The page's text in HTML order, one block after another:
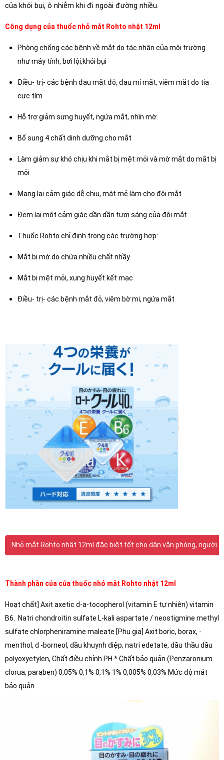
của khói bụi, ô nhiễm khi đi ngoài đường nhiều.
Công dụng của thuốc nhỏ mắt Rohto nhật 12ml
Phòng chống các bệnh về mắt do tác nhân của môi trường
như máy tính, bơi lội,khói bụi
Điều- trị- các bệnh đau mắt đỏ, đau mí mắt, viêm mắt do tia
cực tím
Hỗ trợ giảm sưng huyết, ngứa mắt, nhìn mờ.
Bổ sung 4 chất dinh dưỡng cho mắt
Làm giảm sự khó chịu khi mắt bị mệt mỏi và mờ mắt do mắt bị
mỏi
Mang lại cảm giác dễ chịu, mát mẻ làm cho đôi mắt
Đem lại một cảm giác dần dần tươi sáng của đôi mắt
Thuốc Rohto chỉ định trong các trường hợp:
Mắt bị mờ do chứa nhiều chất nhầy.
Mắt bị mệt mỏi, xung huyết kết mạc
Điều- trị- các bệnh mắt đỏ, viêm bờ mi, ngứa mắt
Nhỏ mắt Rohto nhật 12ml đặc biệt tốt cho dân văn phòng, người
Thành phần của của thuốc nhỏ mắt Rohto nhật 12ml
Hoạt chất] Axit axetic d-a-tocopherol (vitamin E tự nhiên) vitamin
B6. Natri chondroitin sulfate L-kali aspartate / neostigmine methyl
sulfate chlorpheniramine maleate [Phụ gia] Axit boric, borax, -
menthol, d -borneol, dầu khuynh diệp, natri edetate, dầu thầu dầu
polyoxyetylen, Chất điều chỉnh PH * Chất bảo quản (Penzaronium
clorua, paraben) 0,05% 0,1% 0,1% 1% 0,005% 0,03% Mức độ mát
bảo quản